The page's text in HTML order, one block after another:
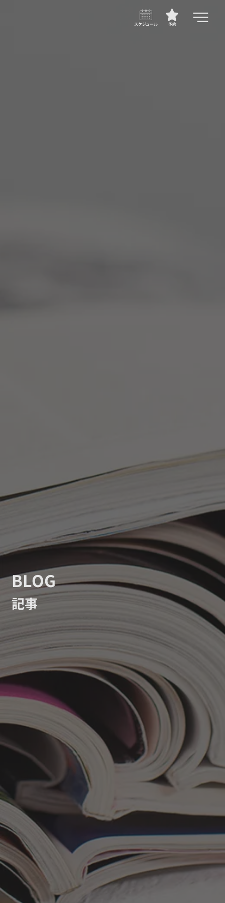
予約
スケジュール
BLOG
記事